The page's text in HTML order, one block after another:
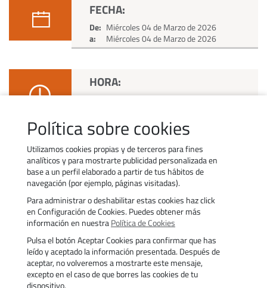
Política sobre cookies
Utilizamos cookies propias y de terceros para fines
analíticos y para mostrarte publicidad personalizada en
base a un perfil elaborado a partir de tus hábitos de
navegación (por ejemplo, páginas visitadas).
Para administrar o deshabilitar estas cookies haz click
en Configuración de Cookies. Puedes obtener más
información en nuestraPolítica de Cookies
Pulsa el botón Aceptar Cookies para confirmar que has
leído y aceptado la información presentada. Después de
aceptar, no volveremos a mostrarte este mensaje,
excepto en el caso de que borres las cookies de tu
dispositivo.
FECHA:
De: Miércoles 04 de Marzo de 2026
a:
Miércoles 04 de Marzo de 2026
HORA:
De: 13:05 h
Contacto
Política de uso de cookies
Política de privacidad
Accesibilidad
Trabaja con nosotros
Transparencia
Aviso legal
Trámites